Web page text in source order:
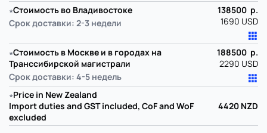
∗Стоимость во Владивостоке
Срок доставки: 2-3 недели
138500 р.
1690 USD
∗Стоимость в Москве и в городах на
Транссибирской магистрали
Срок доставки: 4-5 недель
188500 р.
2290 USD
∗Price in New Zealand
Import duties and GST included, CoF and WoF
excluded
4420 NZD